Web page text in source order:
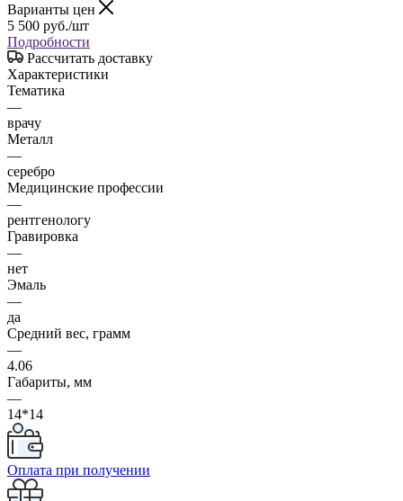
Варианты цен
5 500 руб./шт
Подробности
Рассчитать доставку
Характеристики
Тематика
—
врачу
Металл
—
серебро
Медицинские профессии
—
рентгенологу
Гравировка
—
нет
Эмаль
—
да
Средний вес, грамм
—
4.06
Габариты, мм
—
14*14
Оплата при получении